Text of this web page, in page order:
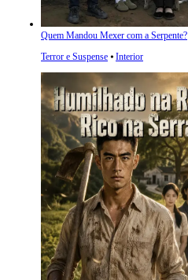
Quem Mandou Mexer com a Serpente?
Terror e Suspense ⦁ Interior